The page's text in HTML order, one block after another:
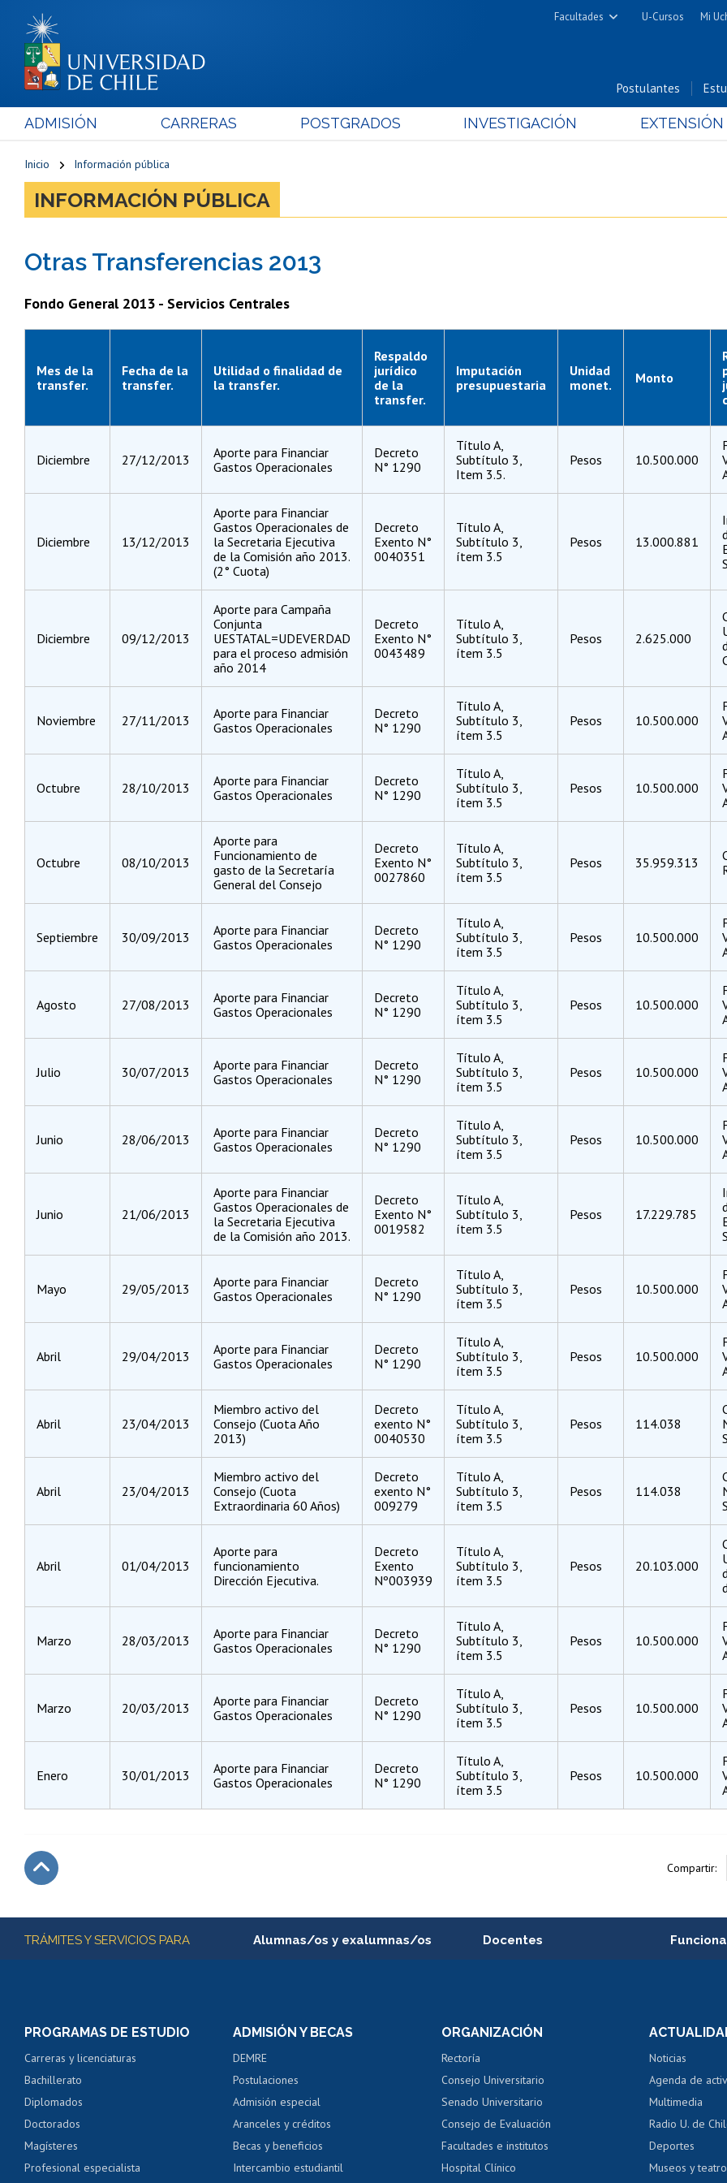
Facultades
Cs. Físicas y Matemáticas
Cs. Químicas y Farmacéuticas
U-Cursos Mi
Postulantes
ADMISIÓN CARRERAS POSTGRADOS INVESTIGACIÓN EXTENSIÓN
Inicio Información pública
INFORMACIÓN PÚBLICA
Otras Transferencias 2013
Fondo General 2013 - Servicios Centrales
Mes de la
transfer.
Fecha de la
transfer.
Utilidad o finalidad de
la transfer.
Respaldo
jurídico
de la
transfer.
Imputación
presupuestaria
Unidad
monet.
Monto
Diciembre 27/12/2013
Aporte para Financiar
Gastos Operacionales
Decreto
N° 1290
Título A,
Subtítulo 3,
Item 3.5.
Pesos 10.500.000
Diciembre 13/12/2013
Aporte para Financiar
Gastos Operacionales de
la Secretaria Ejecutiva
de la Comisión año 2013.
(2° Cuota)
Decreto
Exento N°
0040351
Título A,
Subtítulo 3,
ítem 3.5
Pesos 13.000.881
Diciembre 09/12/2013
Aporte para Campaña
Conjunta
UESTATAL=UDEVERDAD
para el proceso admisión
año 2014
Decreto
Exento N°
0043489
Título A,
Subtítulo 3,
ítem 3.5
Pesos 2.625.000
Noviembre 27/11/2013
Aporte para Financiar
Gastos Operacionales
Decreto
N° 1290
Título A,
Subtítulo 3,
ítem 3.5
Pesos 10.500.000
Octubre 28/10/2013
Aporte para Financiar
Gastos Operacionales
Decreto
N° 1290
Título A,
Subtítulo 3,
ítem 3.5
Pesos 10.500.000
Octubre 08/10/2013
Aporte para
Funcionamiento de
gasto de la Secretaría
General del Consejo
Decreto
Exento N°
0027860
Título A,
Subtítulo 3,
ítem 3.5
Pesos 35.959.313
Septiembre 30/09/2013
Aporte para Financiar
Gastos Operacionales
Decreto
N° 1290
Título A,
Subtítulo 3,
ítem 3.5
Pesos 10.500.000
Agosto 27/08/2013
Aporte para Financiar
Gastos Operacionales
Decreto
N° 1290
Título A,
Subtítulo 3,
ítem 3.5
Pesos 10.500.000
Julio 30/07/2013
Aporte para Financiar
Gastos Operacionales
Decreto
N° 1290
Título A,
Subtítulo 3,
ítem 3.5
Pesos 10.500.000
Junio 28/06/2013
Aporte para Financiar
Gastos Operacionales
Decreto
N° 1290
Título A,
Subtítulo 3,
ítem 3.5
Pesos 10.500.000
Junio 21/06/2013
Aporte para Financiar
Gastos Operacionales de
la Secretaria Ejecutiva
de la Comisión año 2013.
Decreto
Exento N°
0019582
Título A,
Subtítulo 3,
ítem 3.5
Pesos 17.229.785
Mayo 29/05/2013
Aporte para Financiar
Gastos Operacionales
Decreto
N° 1290
Título A,
Subtítulo 3,
ítem 3.5
Pesos 10.500.000
Abril 29/04/2013
Aporte para Financiar
Gastos Operacionales
Decreto
N° 1290
Título A,
Subtítulo 3,
ítem 3.5
Pesos 10.500.000
Abril 23/04/2013
Miembro activo del
Consejo (Cuota Año
2013)
Decreto
exento N°
0040530
Título A,
Subtítulo 3,
ítem 3.5
Pesos 114.038
Abril 23/04/2013
Miembro activo del
Consejo (Cuota
Extraordinaria 60 Años)
Decreto
exento N°
009279
Título A,
Subtítulo 3,
ítem 3.5
Pesos 114.038
Abril 01/04/2013
Aporte para
funcionamiento
Dirección Ejecutiva.
Decreto
Exento
Nº003939
Título A,
Subtítulo 3,
ítem 3.5
Pesos 20.103.000
Marzo 28/03/2013
Aporte para Financiar
Gastos Operacionales
Decreto
N° 1290
Título A,
Subtítulo 3,
ítem 3.5
Pesos 10.500.000
Marzo 20/03/2013
Aporte para Financiar
Gastos Operacionales
Decreto
N° 1290
Título A,
Subtítulo 3,
ítem 3.5
Pesos 10.500.000
Enero 30/01/2013
Aporte para Financiar
Gastos Operacionales
Decreto
N° 1290
Título A,
Subtítulo 3,
ítem 3.5
Pesos 10.500.000
Compartir:
Más información
TRÁMITES Y SERVICIOS PARA Alumnas/os y exalumnas/os
Consulta y certificado de notas
Servicio médico y dental
Pago de arancel y crédito alumnos
Pago de arancel y crédito exalumnos
Certificado de títulos y grados
Docentes
Perfeccionamiento
Evaluación docente
Calificación académica
Postulación al AUCAI
Portal de
Certificado
Certificado
Gestión
Acoso
PROGRAMAS DE ESTUDIO
Carreras y licenciaturas
Bachillerato
Diplomados
Doctorados
Magísteres
Profesional especialista
ADMISIÓN Y BECAS
DEMRE
Postulaciones
Admisión especial
Aranceles y créditos
Becas y beneficios
Intercambio estudiantil
ORGANIZACIÓN
Rectoría
Consejo Universitario
Senado Universitario
Consejo de Evaluación
Facultades e institutos
Hospital Clínico
Noticias
Agenda de
Multimedia
Radio U. de
Deportes
Museos y